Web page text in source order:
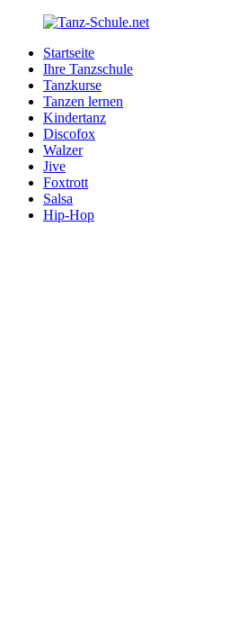
Zurück
Inhalt
Tanz-
Schule.net
Ihre
Tanzschule
Internet
Startseite
Ihre Tanzschule
Tanzkurse
Tanzen lernen
Kindertanz
Discofox
Walzer
Jive
Foxtrott
Salsa
Hip-Hop